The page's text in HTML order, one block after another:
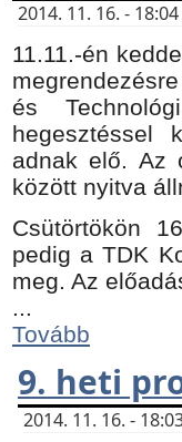
2014. 11. 16. -
11.11.-én
és
hegesztéssel
adnak elő. Az
között nyitva
Csütörtökön
pedig a TDK
meg. Az
...
Tovább
9. heti
2014. 11. 16. -